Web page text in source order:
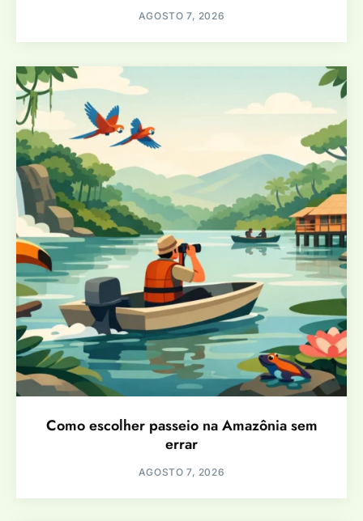
AGOSTO 7, 2026
Como escolher passeio na Amazônia sem
errar
AGOSTO 7, 2026